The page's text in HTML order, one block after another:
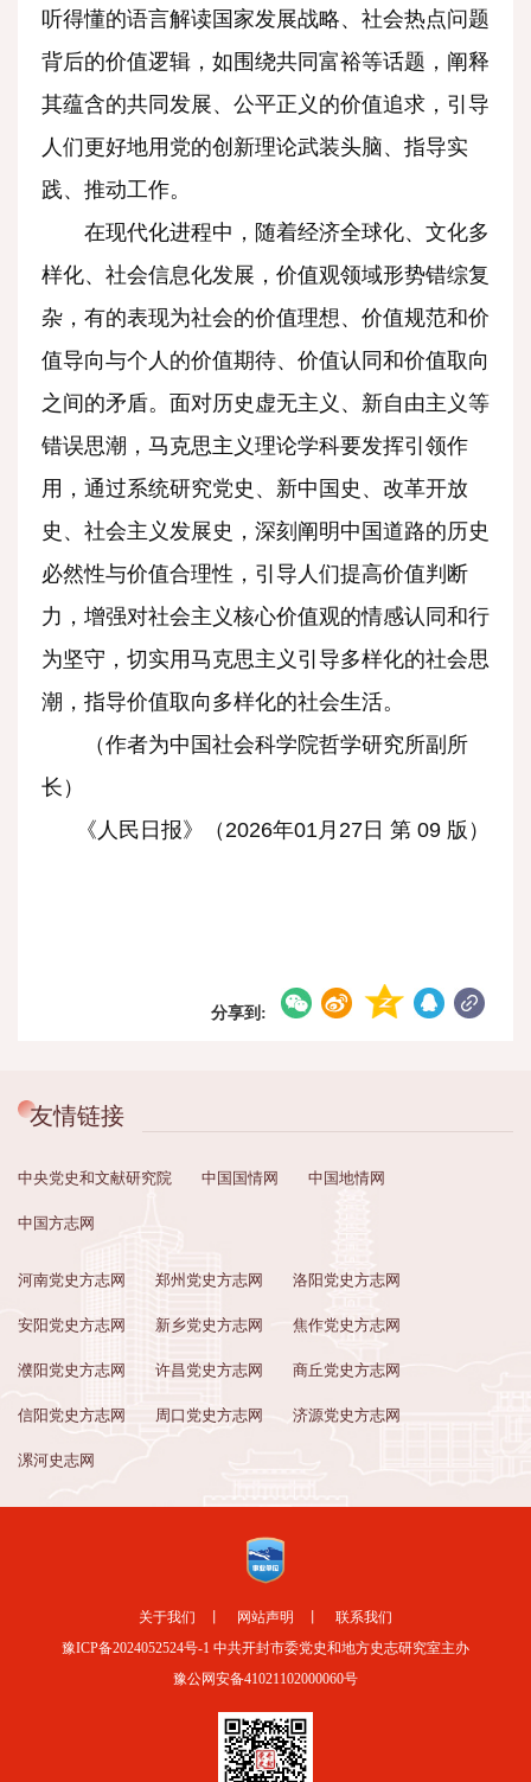
听得懂的语言解读国家发展战略、社会热点问题
背后的价值逻辑，如围绕共同富裕等话题，阐释
其蕴含的共同发展、公平正义的价值追求，引导
人们更好地用党的创新理论武装头脑、指导实
践、推动工作。
在现代化进程中，随着经济全球化、文化多
样化、社会信息化发展，价值观领域形势错综复
杂，有的表现为社会的价值理想、价值规范和价
值导向与个人的价值期待、价值认同和价值取向
之间的矛盾。面对历史虚无主义、新自由主义等
错误思潮，马克思主义理论学科要发挥引领作
用，通过系统研究党史、新中国史、改革开放
史、社会主义发展史，深刻阐明中国道路的历史
必然性与价值合理性，引导人们提高价值判断
力，增强对社会主义核心价值观的情感认同和行
为坚守，切实用马克思主义引导多样化的社会思
潮，指导价值取向多样化的社会生活。
（作者为中国社会科学院哲学研究所副所
长）
《人民日报》（2026年01月27日 第 09 版）
分享到:
友情链接
中央党史和文献研究院 中国国情网 中国地情网
中国方志网
河南党史方志网 郑州党史方志网 洛阳党史方志网
安阳党史方志网 新乡党史方志网 焦作党史方志网
濮阳党史方志网 许昌党史方志网 商丘党史方志网
信阳党史方志网 周口党史方志网 济源党史方志网
漯河史志网
关于我们 网站声明
联系我们
豫ICP备2024052524号-1 中共开封市委党史和地方史志研究室主办
豫公网安备41021102000060号